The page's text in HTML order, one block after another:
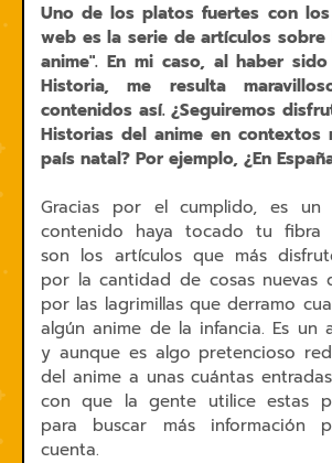
Uno de los platos fuertes con
web es la serie de artículos
anime". En mi caso, al haber
Historia, me resulta
contenidos así. ¿Seguiremos
Historias del anime en contextos
país natal? Por ejemplo, ¿En
Gracias por el cumplido, es
contenido haya tocado tu fibra
son los artículos que más
por la cantidad de cosas nuevas
por las lagrimillas que derramo
algún anime de la infancia. Es un
y aunque es algo pretencioso
del anime a unas cuántas
con que la gente utilice estas
para buscar más información
cuenta.